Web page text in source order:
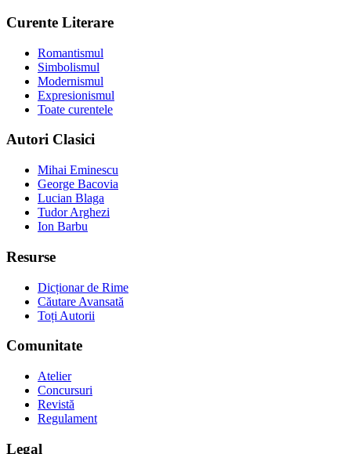
Curente Literare
Romantismul
Simbolismul
Modernismul
Expresionismul
Toate curentele
Autori Clasici
Mihai Eminescu
George Bacovia
Lucian Blaga
Tudor Arghezi
Ion Barbu
Resurse
Dicționar de Rime
Căutare Avansată
Toți Autorii
Comunitate
Atelier
Concursuri
Revistă
Regulament
Legal